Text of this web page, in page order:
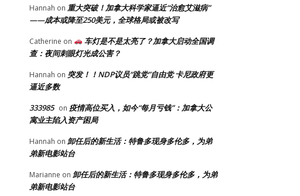
Hannah on 重大突破！加拿大科学家逼近“治愈艾滋病”
——成本或降至250美元，全球格局或被改写
Catherine on
车灯是不是太亮了？加拿大启动全国调
查：夜间刺眼灯光成公害？
Hannah on 突发！！NDP议员“跳党”自由党 卡尼政府更
逼近多数
333985 on 疫情高位买入，如今“每月亏钱”：加拿大公
寓业主陷入资产困局
Hannah on 卸任后的新生活：特鲁多现身多伦多，为弟
弟新电影站台
Marianne on 卸任后的新生活：特鲁多现身多伦多，为弟
弟新电影站台